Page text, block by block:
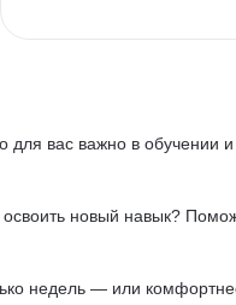
вас важно в обучении и
новый навык?
недель — или